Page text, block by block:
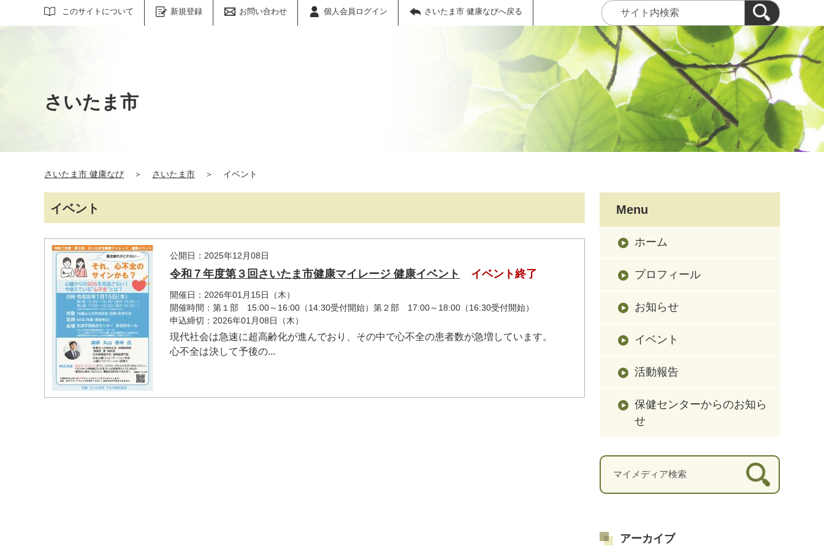
このサイトについて 新規登録 お問い合わせ 個人会員ログイン さいたま市 健康なびへ戻る
サイト内検索
さいたま市
さいたま市 健康なび ＞ さいたま市 ＞ イベント
イベント
公開日：2025年12月08日
令和７年度第３回さいたま市健康マイレージ 健康イベント イベント終了
開催日：2026年01月15日（木）
開催時間：第１部 15:00～16:00（14:30受付開始）第２部 17:00～18:00（16:30受付開始）
申込締切：2026年01月08日（木）
現代社会は急速に超高齢化が進んでおり、その中で心不全の患者数が急増しています。
心不全は決して予後の...
Menu
ホーム
プロフィール
お知らせ
イベント
活動報告
保健センターからのお知ら
せ
アーカイブ